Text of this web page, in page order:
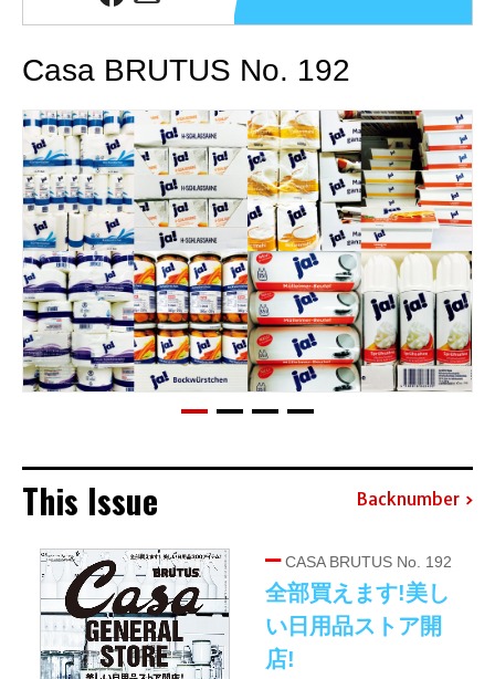
Casa BRUTUS No. 192
This Issue Backnumber
CASA BRUTUS No. 192
全部買えます!美し
い日用品ストア開
店!